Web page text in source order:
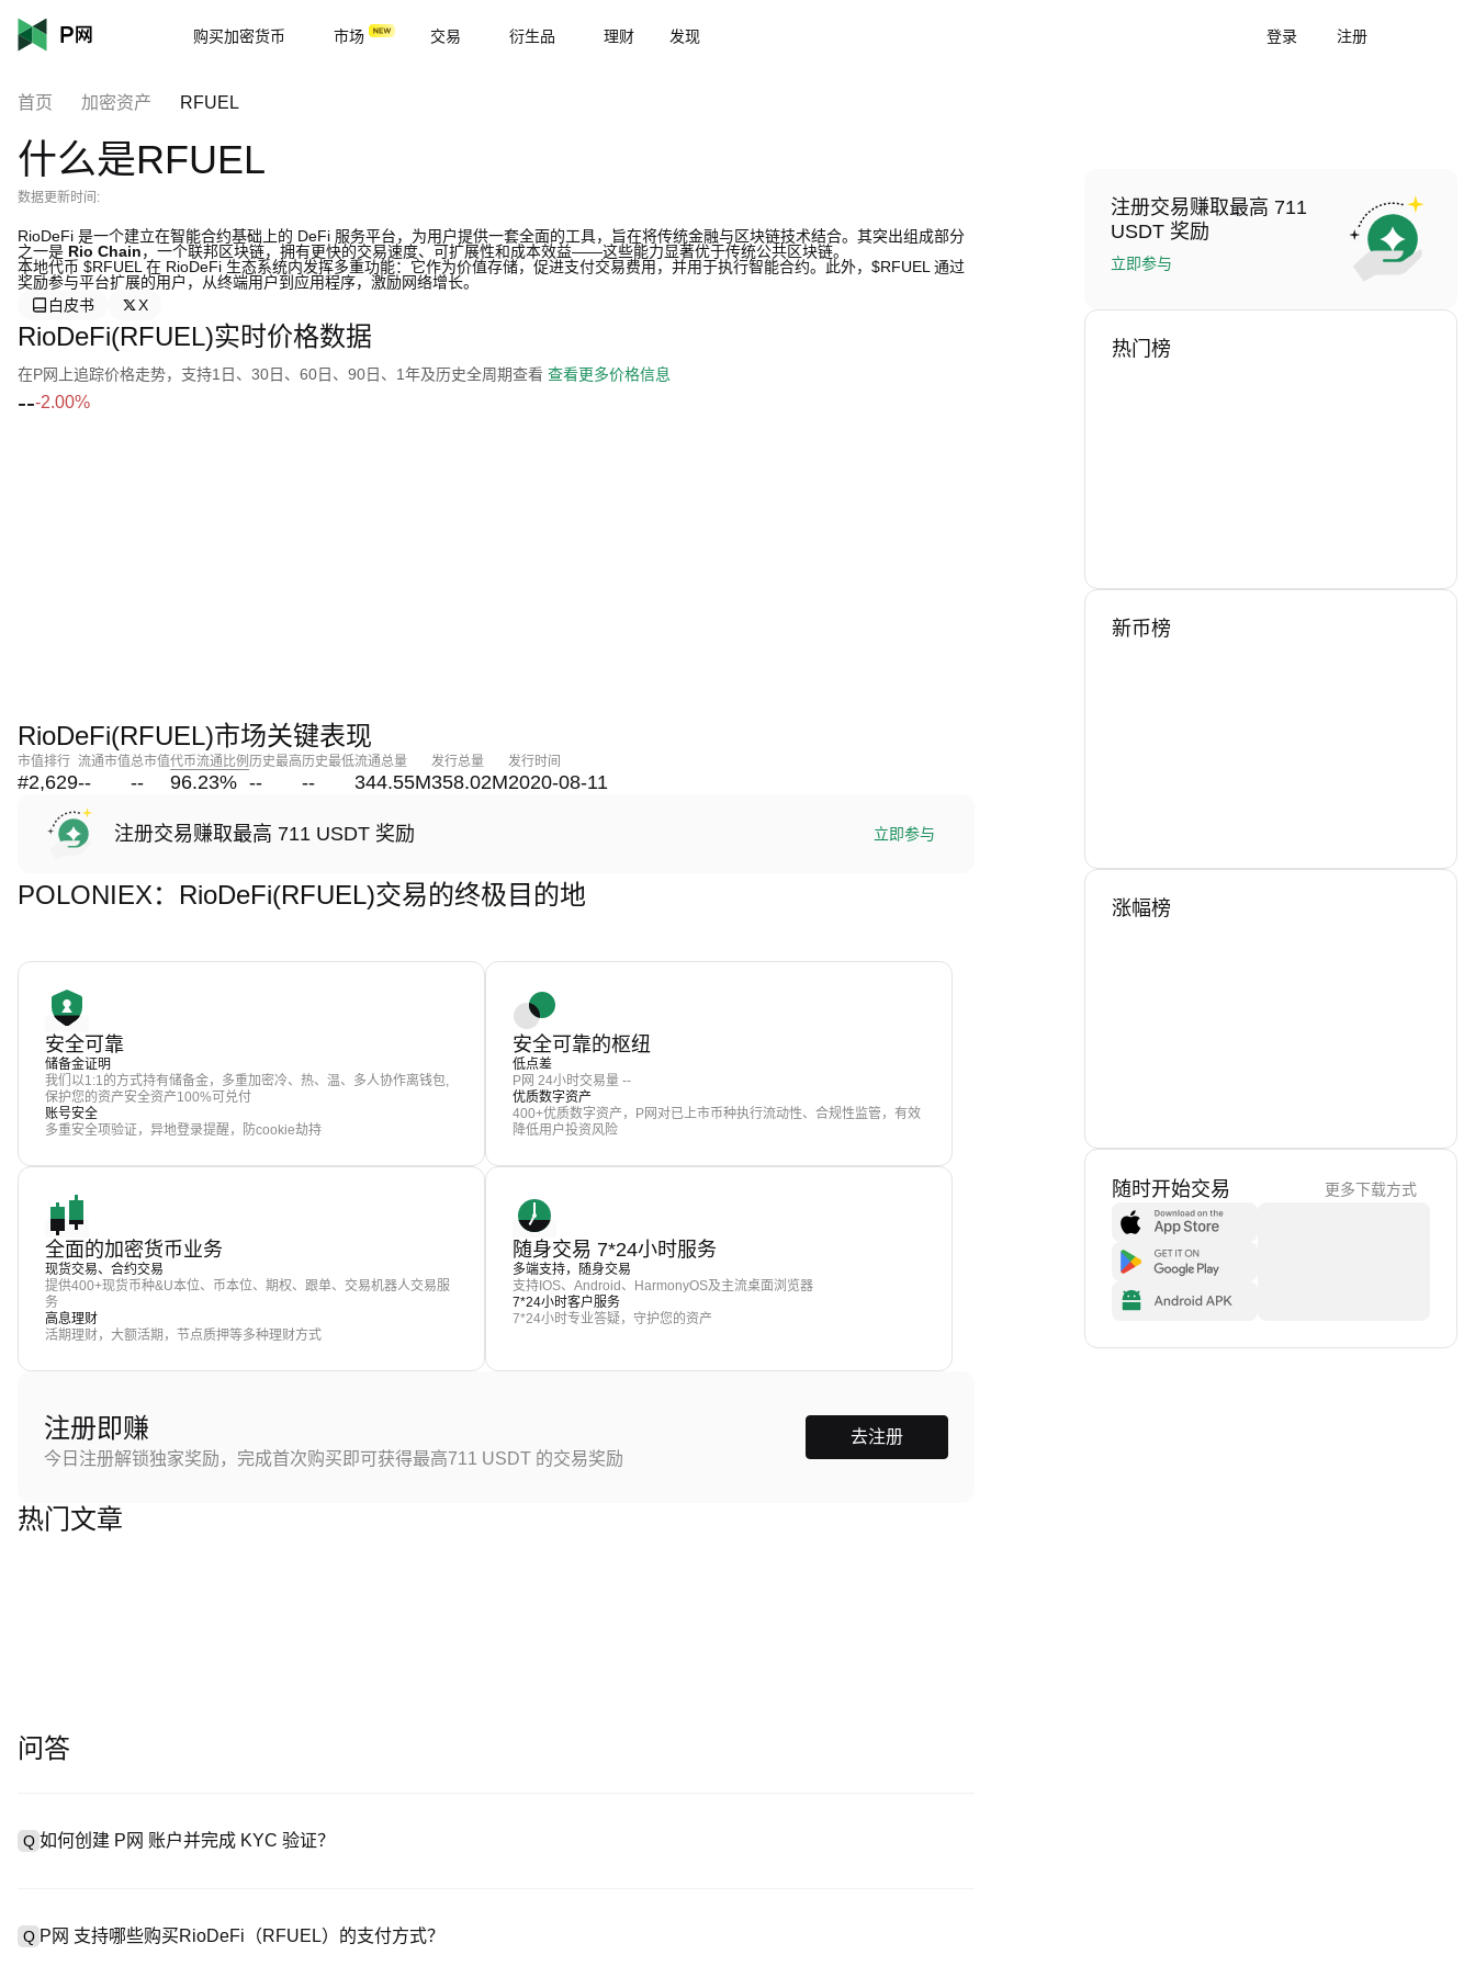
购买加密货币 市场 交易 衍生品 理财 发现 登录 注册
首页 加密资产 RFUEL
什么是RFUEL
数据更新时间:
RioDeFi 是一个建立在智能合约基础上的 DeFi 服务平台，为用户提供一套全面的工具，旨在将传统金融与区块链技术结合。其突出组成部分
之一是 Rio Chain，一个联邦区块链，拥有更快的交易速度、可扩展性和成本效益——这些能力显著优于传统公共区块链。
本地代币 $RFUEL 在 RioDeFi 生态系统内发挥多重功能：它作为价值存储，促进支付交易费用，并用于执行智能合约。此外，$RFUEL 通过
奖励参与平台扩展的用户，从终端用户到应用程序，激励网络增长。
白皮书
X
RioDeFi(RFUEL)实时价格数据
在P网上追踪价格走势，支持1日、30日、60日、90日、1年及历史全周期查看 查看更多价格信息
---2.00%
RioDeFi(RFUEL)市场关键表现
市值排行
#2,629
流通市值
--
总市值
--
代币流通比例
96.23%
历史最高
--
历史最低
--
流通总量
344.55M
发行总量
358.02M
发行时间
2020-08-11
注册交易赚取最高 711 USDT 奖励 立即参与
POLONIEX：RioDeFi(RFUEL)交易的终极目的地
安全可靠
储备金证明
我们以1:1的方式持有储备金，多重加密冷、热、温、多人协作离钱包,
保护您的资产安全资产100%可兑付
账号安全
多重安全项验证，异地登录提醒，防cookie劫持
安全可靠的枢纽
低点差
P网 24小时交易量 --
优质数字资产
400+优质数字资产，P网对已上市币种执行流动性、合规性监管，有效
降低用户投资风险
全面的加密货币业务
现货交易、合约交易
提供400+现货币种&U本位、币本位、期权、跟单、交易机器人交易服
务
高息理财
活期理财，大额活期，节点质押等多种理财方式
随身交易 7*24小时服务
多端支持，随身交易
支持IOS、Android、HarmonyOS及主流桌面浏览器
7*24小时客户服务
7*24小时专业答疑，守护您的资产
注册即赚
今日注册解锁独家奖励，完成首次购买即可获得最高711 USDT 的交易奖励
去注册
热门文章
问答
Q 如何创建 P网 账户并完成 KYC 验证？
Q P网 支持哪些购买RioDeFi（RFUEL）的支付方式？
注册交易赚取最高 711
USDT 奖励
立即参与
热门榜
新币榜
涨幅榜
随时开始交易 更多下载方式